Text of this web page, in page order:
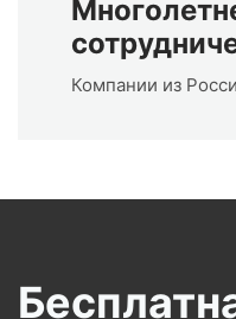
Компании из